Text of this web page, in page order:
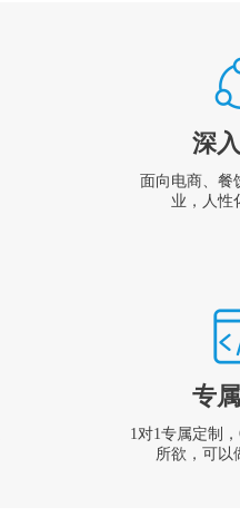
深
面向电商、餐
业，人性
专
1对1专属定制
所欲，可以